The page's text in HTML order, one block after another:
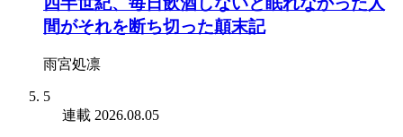
間がそれを断ち切った顛末記
雨宮処凛
5
連載 2026.08.05